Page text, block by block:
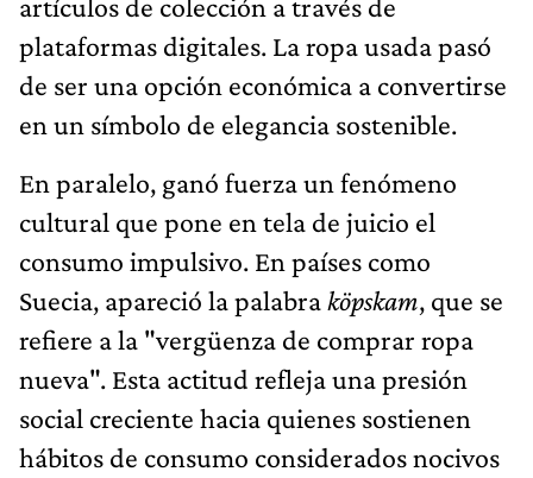
plataformas digitales. La ropa usada pasó
de ser una opción económica a convertirse
en un símbolo de elegancia sostenible.
En paralelo, ganó fuerza un fenómeno
cultural que pone en tela de juicio el
consumo impulsivo. En países como
Suecia, apareció la palabra köpskam, que se
refiere a la "vergüenza de comprar ropa
nueva". Esta actitud refleja una presión
social creciente hacia quienes sostienen
hábitos de consumo considerados nocivos